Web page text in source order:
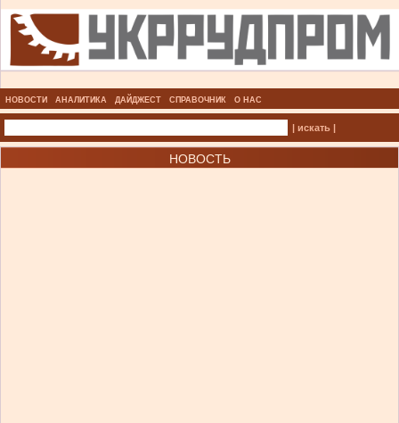
НОВОСТИ АНАЛИТИКА ДАЙДЖЕСТ СПРАВОЧНИК О НАС
| искать |
НОВОСТЬ